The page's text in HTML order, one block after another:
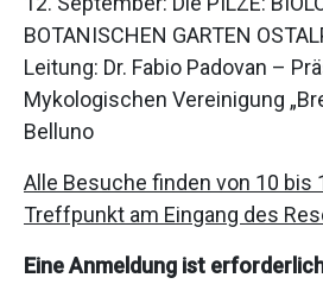
BOTANISCHEN GARTEN
Leitung: Dr. Fabio Padovan –
Mykologischen Vereinigung
Belluno
Alle Besuche finden von 10 bis
Treffpunkt am Eingang des
Eine Anmeldung ist